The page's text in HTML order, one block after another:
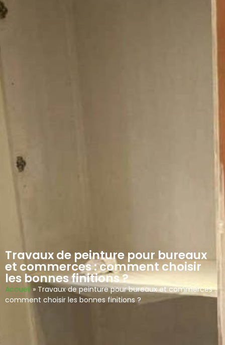
Travaux de peinture pour bureaux
et commerces : comment choisir
les bonnes finitions ?
Accueil » Travaux de peinture pour bureaux et commerces :
comment choisir les bonnes finitions ?